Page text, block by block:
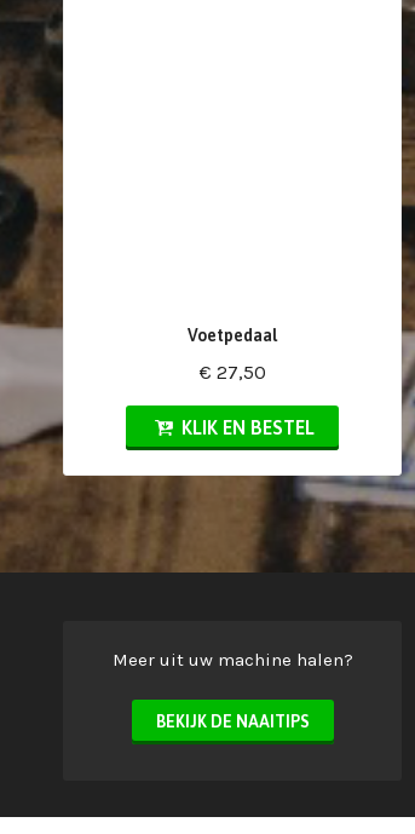
Voetpedaal
€ 27,50
KLIK EN BESTEL
Meer uit uw machine halen?
BEKIJK DE NAAITIPS